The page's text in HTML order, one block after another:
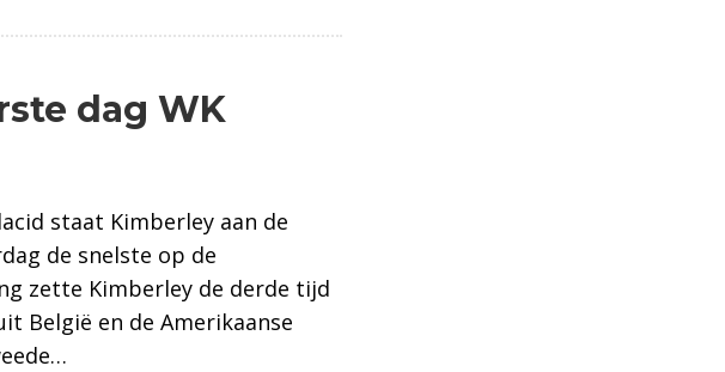
dag WK
staat Kimberley aan de
de snelste op de
zette Kimberley de derde tijd
België en de Amerikaanse